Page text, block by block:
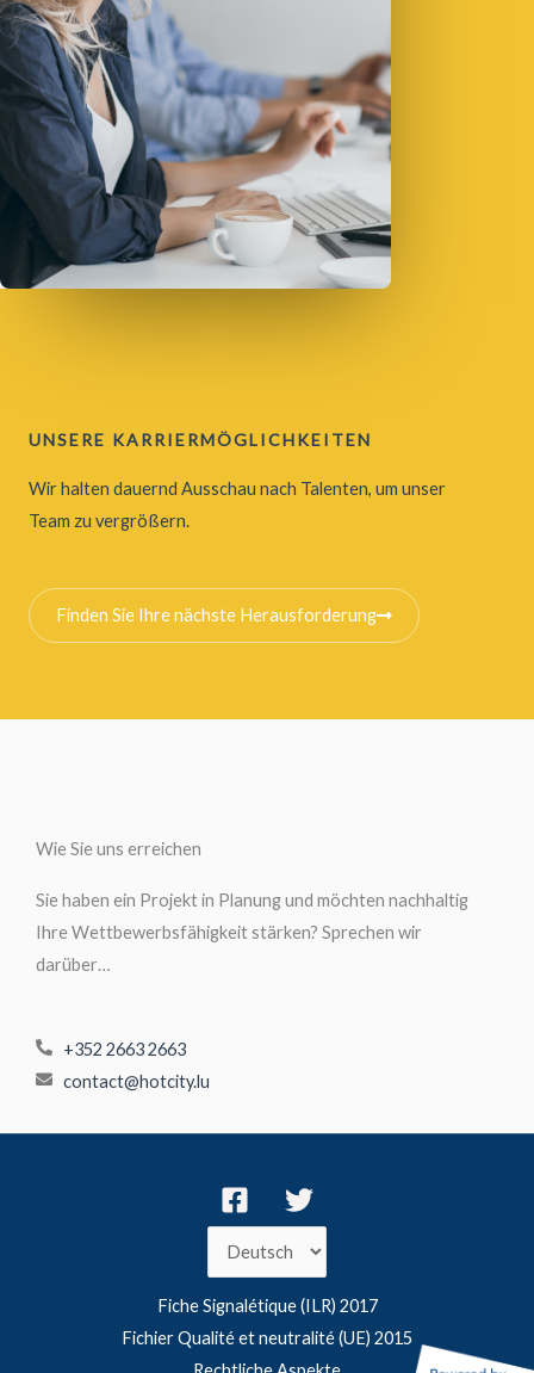
UNSERE KARRIERMÖGLICHKEITEN
Wir halten dauernd Ausschau nach Talenten, um unser
Team zu vergrößern.
Finden Sie Ihre nächste Herausforderung
Wie Sie uns erreichen
Sie haben ein Projekt in Planung und möchten nachhaltig
Ihre Wettbewerbsfähigkeit stärken? Sprechen wir
darüber…
+352 2663 2663
contact@hotcity.lu
Fiche Signalétique (ILR) 2017
Fichier Qualité et neutralité (UE) 2015